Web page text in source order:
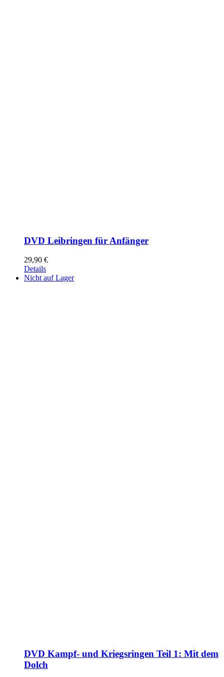
DVD Leibringen für Anfänger
29,90 €
Details
Nicht auf Lager
DVD Kampf- und Kriegsringen Teil 1: Mit dem
Dolch